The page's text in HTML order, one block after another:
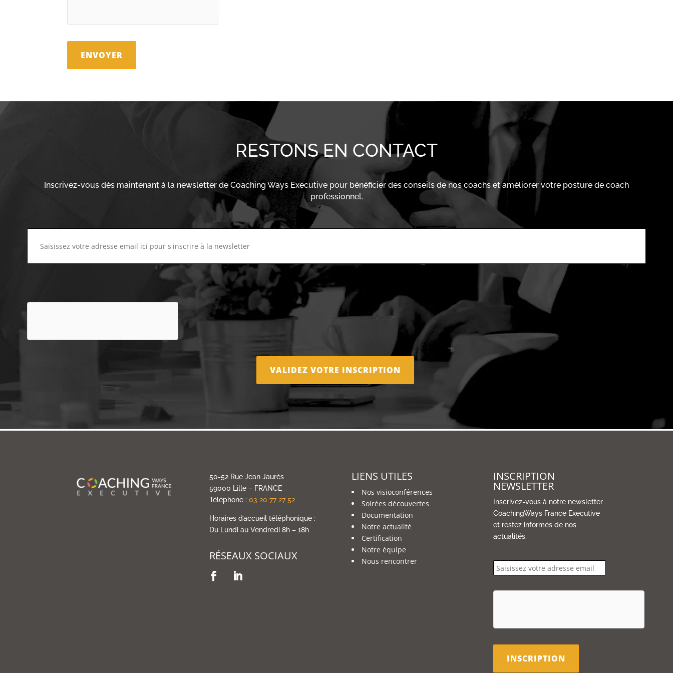
RESTONS EN CONTACT
Inscrivez-vous dès maintenant à la newsletter de Coaching Ways Executive pour bénéficier des conseils de nos coachs et améliorer votre posture de coach
professionnel.
50-52 Rue Jean Jaurès
59000 Lille – FRANCE
Téléphone : 03 20 77 27 52
Horaires d’accueil téléphonique :
Du Lundi au Vendredi 8h – 18h
RÉSEAUX SOCIAUX
LIENS UTILES
Nos visioconférences
Soirées découvertes
Documentation
Notre actualité
Certification
Notre équipe
Nous rencontrer
INSCRIPTION
NEWSLETTER
Inscrivez-vous à notre newsletter
CoachingWays France Executive
et restez informés de nos
actualités.
email